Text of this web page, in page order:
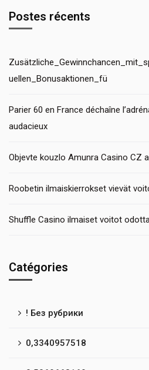
Postes récents
uellen_Bonusaktionen_fü
Parier 60 en France déchaîne
audacieux
Objevte kouzlo Amunra Casino CZ
Roobetin ilmaiskierrokset vievät
Shuffle Casino ilmaiset voitot
Catégories
! Без рубрики
0,3340957518